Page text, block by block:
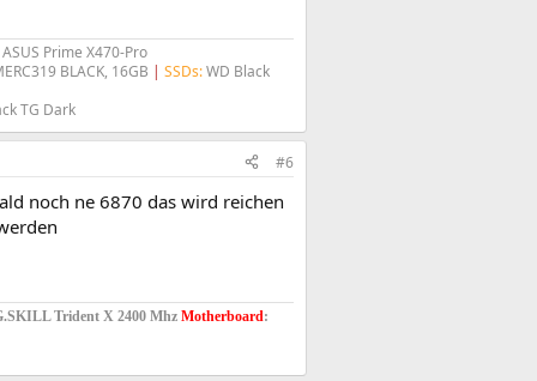
Prime X470-Pro
BLACK, 16GB | SSDs:WD Black
TG Dark​
#6
noch ne 6870 das wird reichen
Trident X 2400 Mhz Motherboard: